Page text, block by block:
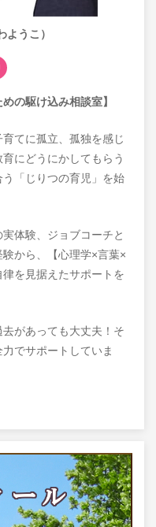
ようこ）
の駆け込み相談室】
てに孤立、孤独を感じ
にどうにかしてもらう
う「じりつの育児」を始
体験、ジョブコーチと
から、【心理学×言葉×
を見据えたサポートを
があっても大丈夫！そ
でサポートしていま